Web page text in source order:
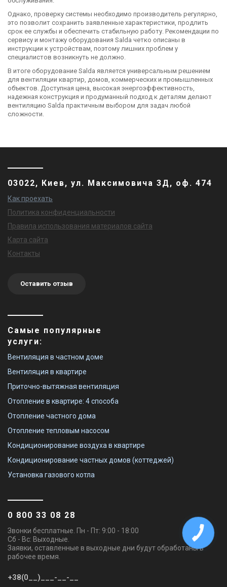
Однако, проверку системы необходимо производитель регулярно,
это позволит сохранить заявленные характеристики, продлить
срок ее службы и обеспечить стабильную работу. Рекомендации по
сервису и монтажу оборудования Salda четко описаны в
инструкции к устройствам, поэтому лишних проблем у
специалистов возникнуть не должно.
В итоге оборудование Salda является универсальным решением
для вентиляции квартир, домов, коммерческих и промышленных
объектов. Доступная цена, высокая энергоэффективность,
надежная конструкция и продуманный подход к деталям делают
вентиляцию Salda практичным выбором для задач любой
сложности.
03022, Киев, ул. Максимовича 3Д, оф. 474
Как проехать
Политика конфиденциальности
Правила использования материалов сайта
Карта сайта
Контакты
Оставить отзыв
Самые популярные
услуги:
Вентиляция в частном доме
Вентиляция в квартире
Приточно-вытяжная вентиляция
Отопление в квартире: 4 способа
Отопление частного дома
Отопление тепловым насосом
Кондиционирование воздуха в квартире
Кондиционирование частных домов (коттеджей)
Установка газового котла
0 800 33 08 28
Звонки бесплатные. Пн - Пт: 9:00 - 18:00
Сб - Вс: Выходные.
Заявки, оставленные в выходные дни будут обработаны в
рабочее время.